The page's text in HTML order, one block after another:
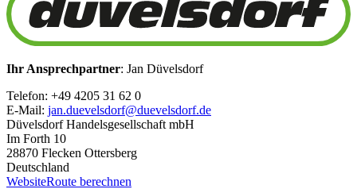
Ihr Ansprechpartner: Jan Düvelsdorf
Telefon: +49 4205 31 62 0
E-Mail: jan.duevelsdorf@duevelsdorf.de
Düvelsdorf Handelsgesellschaft mbH
Im Forth 10
28870 Flecken Ottersberg
Deutschland
WebsiteRoute berechnen